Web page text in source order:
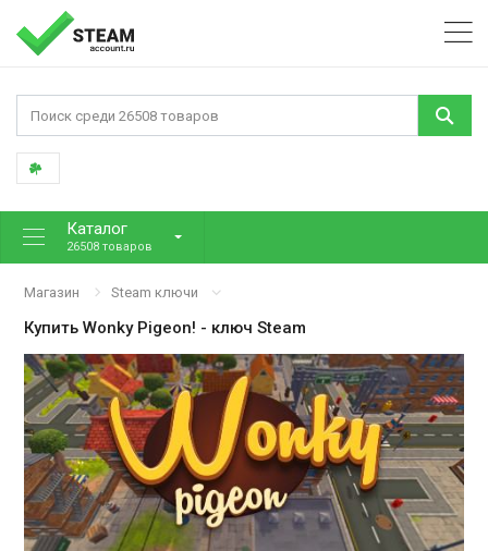
Каталог
26508 товаров
Магазин Steam ключи
КупитьWonky Pigeon! - ключ Steam